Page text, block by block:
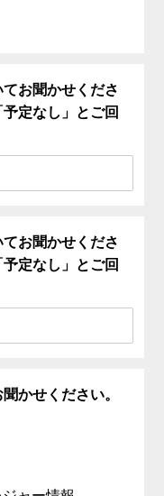
お聞かせくださ
定なし」とご回
お聞かせくださ
定なし」とご回
かせください。